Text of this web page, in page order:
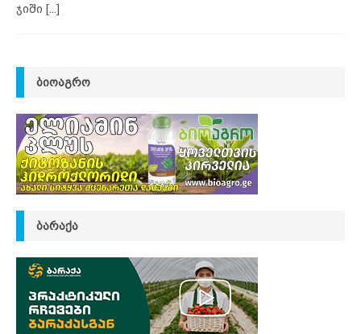
ჯიში [...]
ᲑᲘᲝᲐᲒᲠᲝ
ᲑᲐᲠᲐᲥᲐ